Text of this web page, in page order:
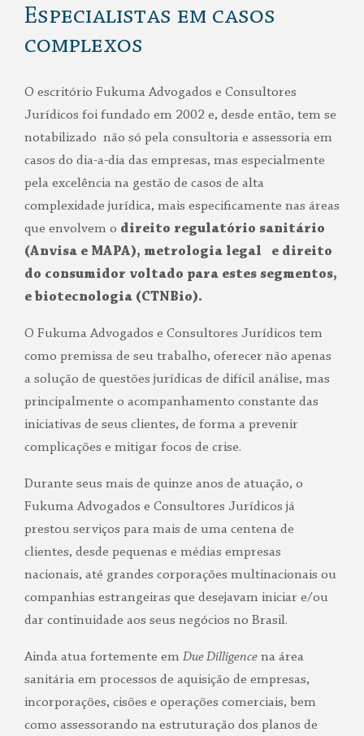
Especialistas em casos
complexos
O escritório Fukuma Advogados e Consultores
Jurídicos foi fundado em 2002 e, desde então, tem se
notabilizado não só pela consultoria e assessoria em
casos do dia-a-dia das empresas, mas especialmente
pela excelência na gestão de casos de alta
complexidade jurídica, mais especificamente nas áreas
que envolvem o direito regulatório sanitário
(Anvisa e MAPA), metrologia legal e direito
do consumidor voltado para estes segmentos,
e biotecnologia (CTNBio).
O Fukuma Advogados e Consultores Jurídicos tem
como premissa de seu trabalho, oferecer não apenas
a solução de questões jurídicas de difícil análise, mas
principalmente o acompanhamento constante das
iniciativas de seus clientes, de forma a prevenir
complicações e mitigar focos de crise.
Durante seus mais de quinze anos de atuação, o
Fukuma Advogados e Consultores Jurídicos já
prestou serviços para mais de uma centena de
clientes, desde pequenas e médias empresas
nacionais, até grandes corporações multinacionais ou
companhias estrangeiras que desejavam iniciar e/ou
dar continuidade aos seus negócios no Brasil.
Ainda atua fortemente em DueDilligence na área
sanitária em processos de aquisição de empresas,
incorporações, cisões e operações comerciais, bem
como assessorando na estruturação dos planos de